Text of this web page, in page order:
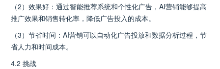
（2）效果好：通过智能推荐系统和个性化广告，AI营销能够提高
推广效果和销售转化率，降低广告投入的成本。
（3）节省时间：AI营销可以自动化广告投放和数据分析过程，节
省人力和时间成本。
4.2 挑战